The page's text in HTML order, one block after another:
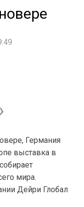
Германия
выставка в
мира.
Дейри Глобал